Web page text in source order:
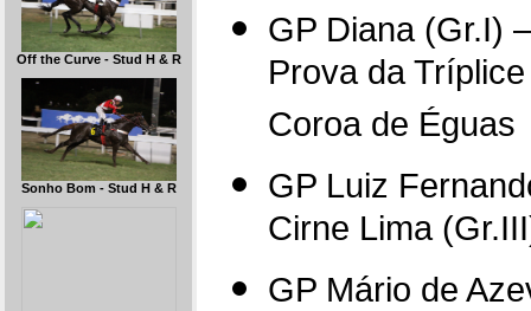
Off the Curve - Stud H & R
Sonho Bom - Stud H & R
GP Diana (Gr.I)
Prova da Tríplice
Coroa de Éguas
GP Luiz
Cirne Lima
GP Mário de